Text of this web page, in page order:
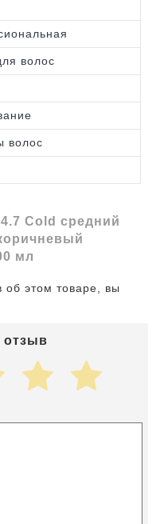
волос
волос
Cold средний
мл
об этом товаре, вы
отзыв